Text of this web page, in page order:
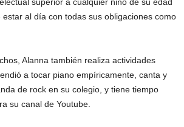
al día con todas sus obligaciones como
Alanna también realiza actividades
a tocar piano empíricamente, canta y
de rock en su colegio, y tiene tiempo
su canal de Youtube.